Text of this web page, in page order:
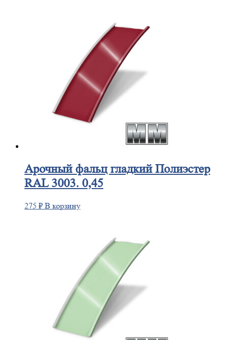
Арочныйфальц гладкий Полиэстер
RAL 3003. 0,45
275 ₽ В корзину